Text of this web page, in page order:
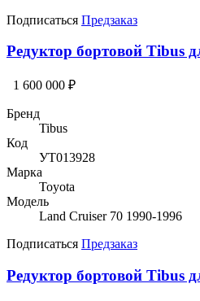
Подписаться Предзаказ
Редуктор бортовой Tibus
1 600 000 ₽
Бренд
Tibus
Код
УТ013928
Марка
Toyota
Модель
Land Cruiser 70 1990-1996
Подписаться Предзаказ
Редуктор бортовой Tibus